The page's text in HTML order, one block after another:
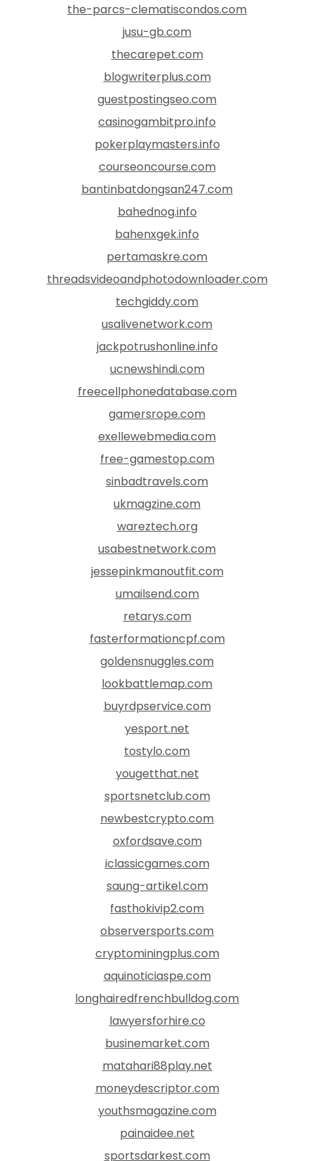
the-parcs-clematiscondos.com
jusu-gb.com
thecarepet.com
blogwriterplus.com
guestpostingseo.com
casinogambitpro.info
pokerplaymasters.info
courseoncourse.com
bantinbatdongsan247.com
bahednog.info
bahenxgek.info
pertamaskre.com
threadsvideoandphotodownloader.com
techgiddy.com
usalivenetwork.com
jackpotrushonline.info
ucnewshindi.com
freecellphonedatabase.com
gamersrope.com
exellewebmedia.com
free-gamestop.com
sinbadtravels.com
ukmagzine.com
wareztech.org
usabestnetwork.com
jessepinkmanoutfit.com
umailsend.com
retarys.com
fasterformationcpf.com
goldensnuggles.com
lookbattlemap.com
buyrdpservice.com
yesport.net
tostylo.com
yougetthat.net
sportsnetclub.com
newbestcrypto.com
oxfordsave.com
iclassicgames.com
saung-artikel.com
fasthokivip2.com
observersports.com
cryptominingplus.com
aquinoticiaspe.com
longhairedfrenchbulldog.com
lawyersforhire.co
businemarket.com
matahari88play.net
moneydescriptor.com
youthsmagazine.com
painaidee.net
sportsdarkest.com